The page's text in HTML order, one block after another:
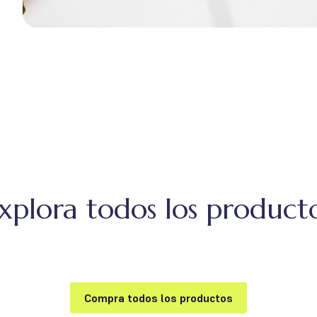
todos los
Compra todos los productos